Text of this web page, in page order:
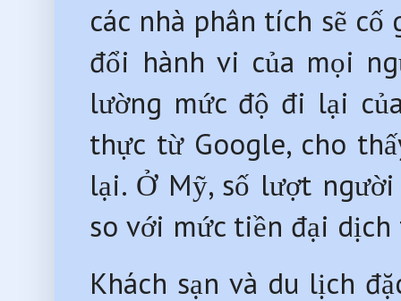
các nhà phân tích sẽ
đổi hành vi của mọi
lường mức độ đi lại
thực từ Google, cho
lại. Ở Mỹ, số lượt
so với mức tiền đại
Khách sạn và du lịch